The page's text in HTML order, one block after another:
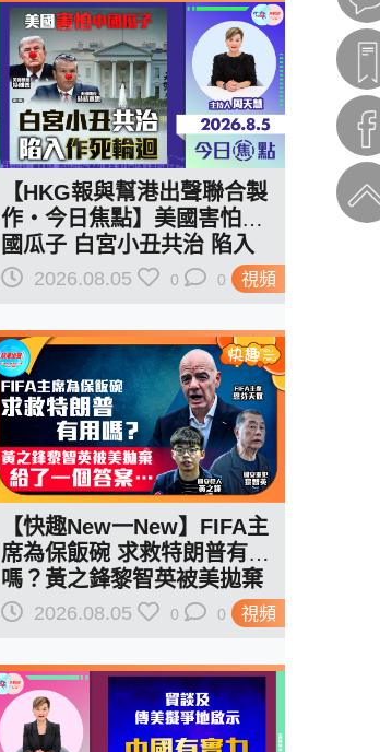
視頻
【HKG報與幫港出聲聯合製
作‧今日焦點】美國害怕中
國瓜子 白宮小丑共治 陷入
作死輪迴
2026.08.05 0 0
視頻
【快趣New一New】FIFA主
席為保飯碗 求救特朗普有用
嗎？黃之鋒黎智英被美拋棄
給了一個答案…
2026.08.05 0 0